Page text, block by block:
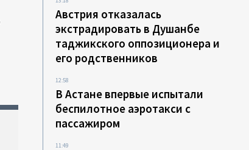
Австрия отказалась
экстрадировать в Душанбе
таджикского оппозиционера и
его родственников
12:58
В Астане впервые испытали
беспилотное аэротакси с
пассажиром
11:49